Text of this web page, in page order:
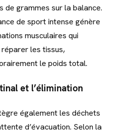
de grammes sur la balance.
de sport intense génère
musculaires qui
les tissus,
le poids total.
et l’élimination
également les déchets
d’évacuation. Selon la